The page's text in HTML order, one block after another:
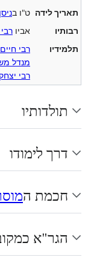
תאריך לידה ט"ו בניסן
רבותיו
אביו
תלמידיו
רבי חיים
מנדל
רבי
תולדותיו
דרך לימודו
חכמת ה
הגר"א